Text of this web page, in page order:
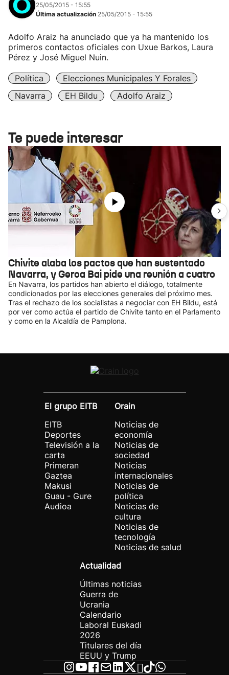
25/05/2015 - 15:55
Última actualización 25/05/2015 - 15:55
Adolfo Araiz ha anunciado que ya ha mantenido los
primeros contactos oficiales con Uxue Barkos, Laura
Pérez y José Miguel Nuin.
Política
Elecciones Municipales Y Forales
Navarra
EH Bildu Adolfo Araiz
Te puede interesar
Chivite alaba los pactos que han sustentado
Navarra, y Geroa Bai pide una reunión a cuatro
En Navarra, los partidos han abierto el diálogo, totalmente
condicionados por las elecciones generales del próximo mes.
Tras el rechazo de los socialistas a negociar con EH Bildu, está
por ver como actúa el partido de Chivite tanto en el Parlamento
y como en la Alcaldía de Pamplona.
El grupo EITB
EITB
Deportes
Televisión a la
carta
Primeran
Gaztea
Makusi
Guau - Gure
Audioa
Orain
Noticias de
economía
Noticias de
sociedad
Noticias
internacionales
Noticias de
política
Noticias de
cultura
Noticias de
tecnología
Noticias de salud
Actualidad
Últimas noticias
Guerra de
Ucrania
Calendario
Laboral Euskadi
2026
Titulares del día
EEUU y Trump